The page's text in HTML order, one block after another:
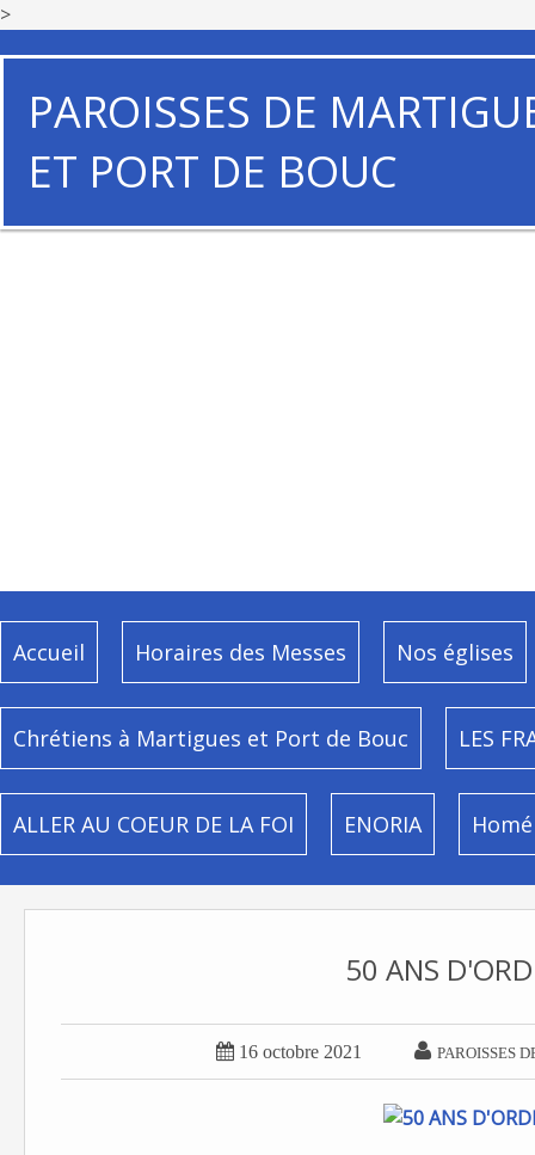
>
PAROISSES DE
ET PORT DE BOUC
Accueil Horaires des Messes Nos églises
Chrétiens à Martigues et Port de Bouc LES
ALLER AU COEUR DE LA FOI ENORIA
50 ANS
 16 octobre 2021  PAROISSES